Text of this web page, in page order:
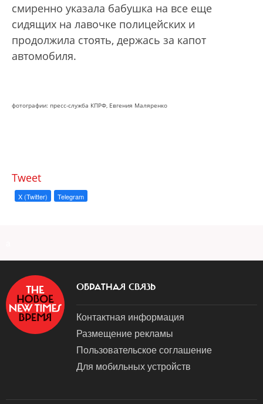
смиренно указала бабушка на все еще
сидящих на лавочке полицейских и
продолжила стоять, держась за капот
автомобиля.
фотографии: пресс-служба КПРФ, Евгения Маляренко
Tweet
X (Twitter) Telegram
ОБРАТНАЯ СВЯЗЬ
Контактная информация
Размещение рекламы
Пользовательское соглашение
Для мобильных устройств